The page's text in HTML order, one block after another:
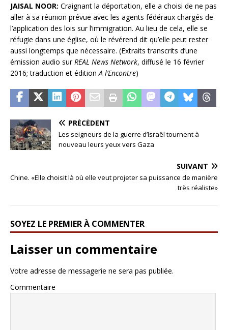
JAISAL NOOR: Craignant la déportation, elle a choisi de ne pas
aller à sa réunion prévue avec les agents fédéraux chargés de
l’application des lois sur l’immigration. Au lieu de cela, elle se
réfugie dans une église, où le révérend dit qu’elle peut rester
aussi longtemps que nécessaire. (Extraits transcrits d’une
émission audio sur REAL News Network, diffusé le 16 février
2016; traduction et édition A l’Encontre)
PRÉCÉDENT
Les seigneurs de la guerre d’Israël tournent à
nouveau leurs yeux vers Gaza
SUIVANT
Chine. «Elle choisit là où elle veut projeter sa puissance de manière
très réaliste»
SOYEZ LE PREMIER À COMMENTER
Laisser un commentaire
Votre adresse de messagerie ne sera pas publiée.
Commentaire